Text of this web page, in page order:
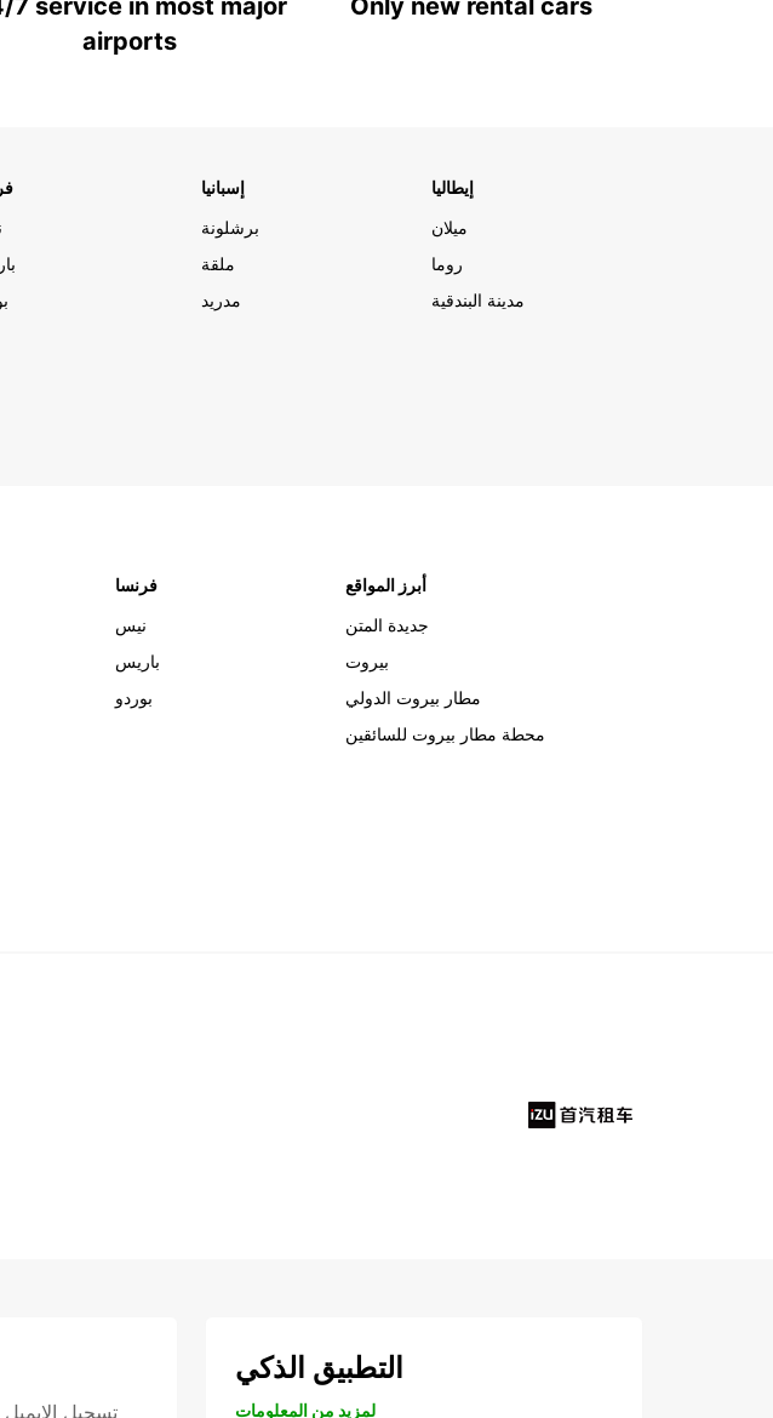
7 service in most major
airports
Only new rental cars
إسبانيا
برشلونة
ملقة
مدريد
إيطاليا
ميلان
روما
مدينة البندقية
فرنسا
نيس
باريس
بوردو
أبرز المواقع
جديدة المتن
بيروت
مطار بيروت الدولي
محطة مطار بيروت للسائقين
تسجيل
التطبيق الذكي
لمزيد من المعلومات